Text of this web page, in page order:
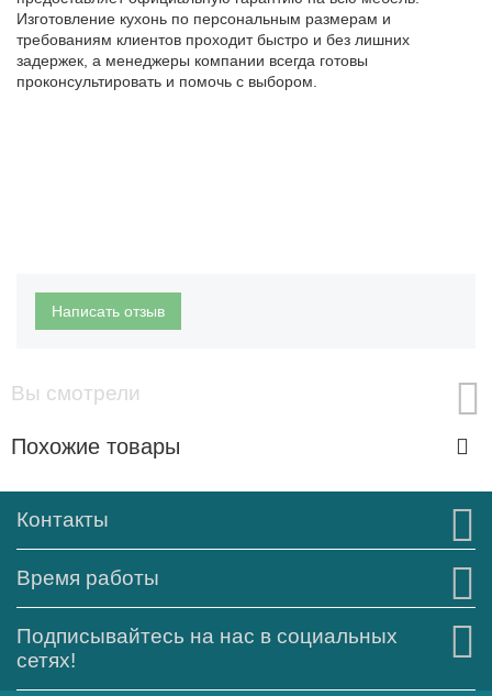
Изготовление кухонь по персональным размерам и
требованиям клиентов проходит быстро и без лишних
задержек, а менеджеры компании всегда готовы
проконсультировать и помочь с выбором.
Написать отзыв
Вы смотрели
Похожие товары
Контакты
Время работы
Подписывайтесь на нас в социальных
сетях!